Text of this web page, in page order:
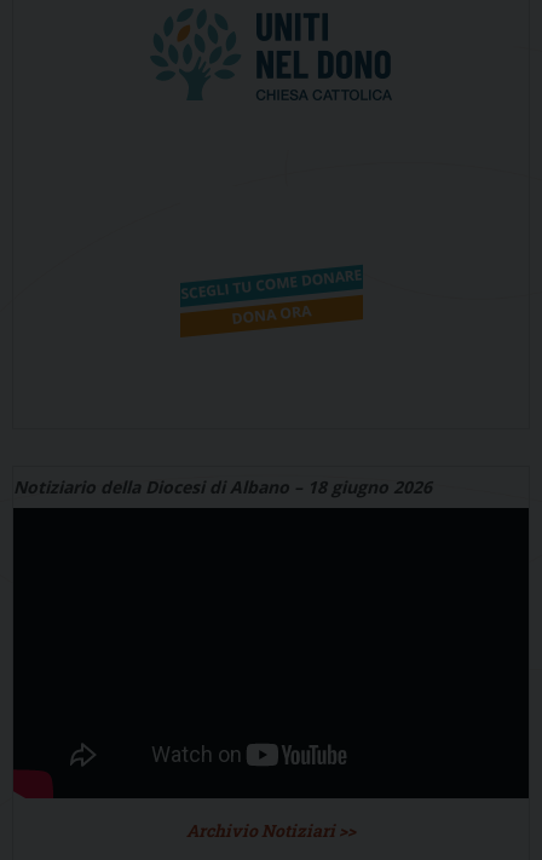
Notiziario della Diocesi di Albano – 18 giugno 2026
Archivio Notiziari >>